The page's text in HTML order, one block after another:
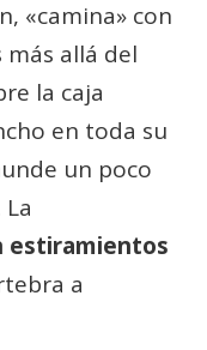
«camina» con
allá del
la caja
en toda su
un poco
estiramientos
a